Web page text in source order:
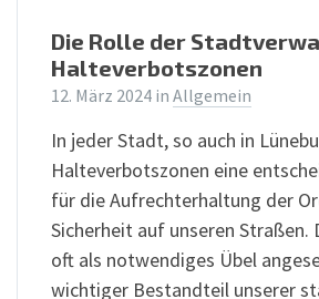
Die Rolle der
Halteverbotszonen
12. März 2024 in Allgemein
In jeder Stadt, so auch in
Halteverbotszonen eine
für die Aufrechterhaltung der
Sicherheit auf unseren Straßen.
oft als notwendiges Übel
wichtiger Bestandteil unserer